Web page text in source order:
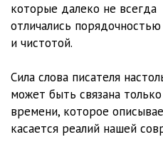
которые далеко не всегда
отличались порядочностью
и чистотой.
Сила слова писателя
может быть связана
времени, которое
касается реалий нашей